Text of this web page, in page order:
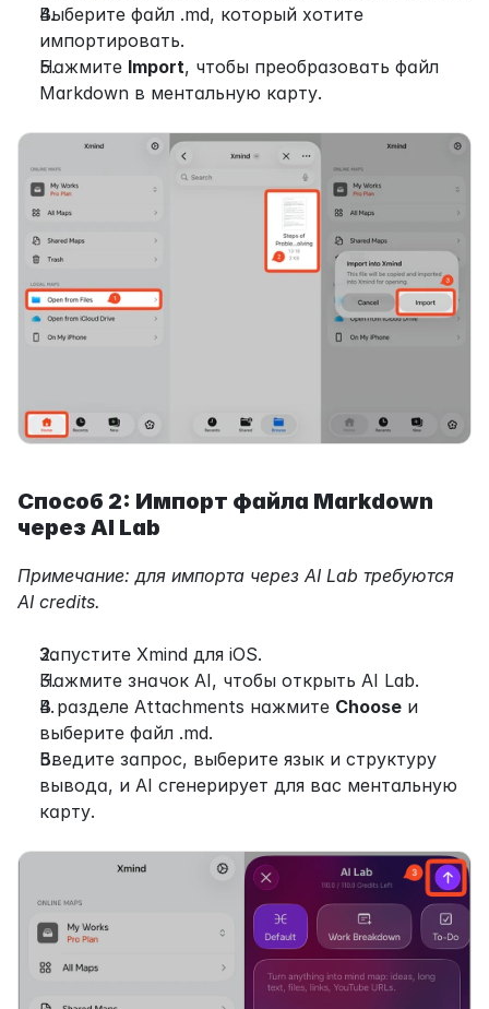
Выберите файл .md, который хотите
импортировать.
Нажмите Import, чтобы преобразовать файл
Markdown в ментальную карту.
Способ 2: Импорт файла Markdown
через AI Lab
Примечание: для импорта через AI Lab требуются
AI credits.
Запустите Xmind для iOS.
Нажмите значок AI, чтобы открыть AI Lab.
В разделе Attachments нажмите Choose и
выберите файл .md.
Введите запрос, выберите язык и структуру
вывода, и AI сгенерирует для вас ментальную
карту.